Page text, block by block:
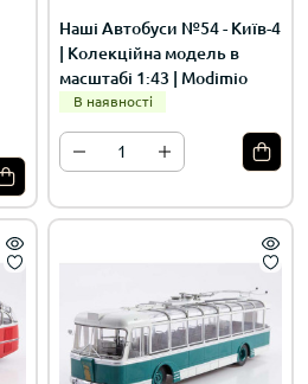
Наші Автобуси №54 - Київ-4
| Колекційна модель в
масштабі 1:43 | Modimio
В наявності